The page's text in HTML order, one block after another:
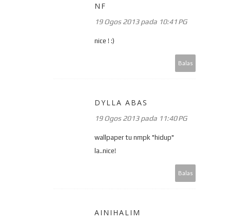
NF
19 Ogos 2013 pada 10:41 PG
nice ! :)
Balas
DYLLA ABAS
19 Ogos 2013 pada 11:40 PG
wallpaper tu nmpk "hidup"
la..nice!
Balas
AINIHALIM